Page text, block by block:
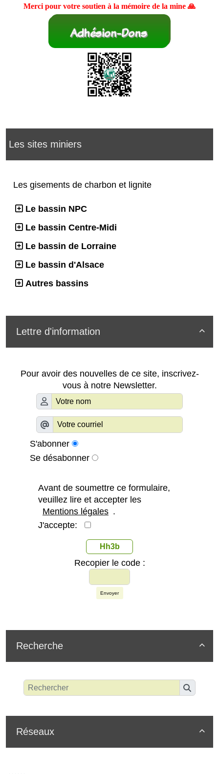
Merci pour votre soutien à la mémoire de la mine 🙏
Les sites miniers
Les gisements de charbon et lignite
Le bassin NPC
Le bassin Centre-Midi
Le bassin de Lorraine
Le bassin d'Alsace
Autres bassins

Lettre d'information
Pour avoir des nouvelles de ce site, inscrivez-
vous à notre Newsletter.
S'abonner
Se désabonner
Avant de soumettre ce formulaire,
veuillez lire et accepter les
Mentions légales .
J'accepte:
Hh3b
Recopier le code :
Envoyer

Recherche

Réseaux